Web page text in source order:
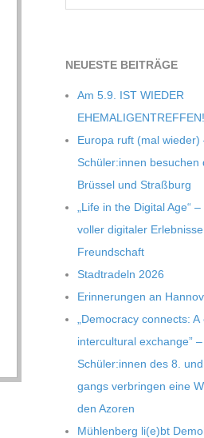
NEU­ESTE BEITRÄGE
Am 5.9. IST WIEDER
EHEMALIGENTREFFEN!
Europa ruft (mal wie­der)
Schüler:innen besu­chen
Brüs­sel und Straßburg
„Life in the Digi­tal Age“
vol­ler digi­ta­ler
Freundschaft
Stadt­ra­deln 2026
Erin­ne­run­gen an
„Demo­cracy con­nects:
inter­cul­tu­ral exch­ange” –
Schüler:innen des 8.
gangs ver­brin­gen eine
den Azoren
Müh­len­berg li(e)bt